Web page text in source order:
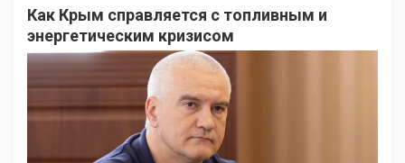
Как Крым справляется с топливным и
энергетическим кризисом